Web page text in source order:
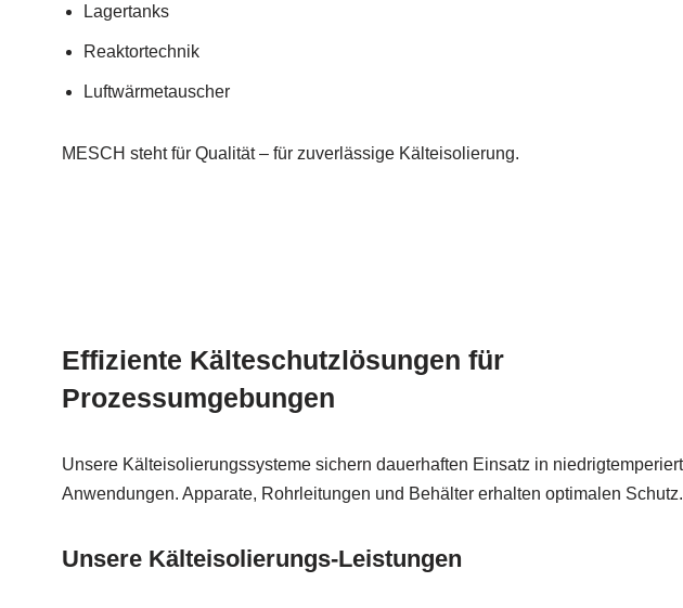
Lagertanks
Reaktortechnik
Luftwärmetauscher
MESCH steht für Qualität – für zuverlässige Kälteisolierung.
Effiziente Kälteschutzlösungen für
Prozessumgebungen
Unsere Kälteisolierungssysteme sichern dauerhaften Einsatz in
Anwendungen. Apparate, Rohrleitungen und Behälter erhalten optimalen Schutz.
Unsere Kälteisolierungs-Leistungen